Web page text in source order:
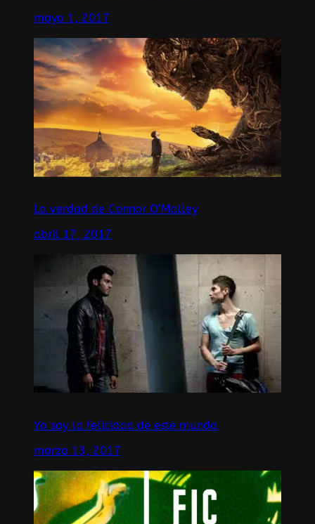
mayo 1, 2017
La verdad de Connor O’Malley
abril 17, 2017
Yo soy la felicidad de este mundo
marzo 13, 2017